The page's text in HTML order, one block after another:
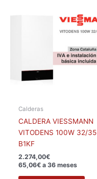
Calderas
CALDERA VIESSMANN
VITODENS 100W 32/35
B1KF
2.274,00€
65,06€ a 36 meses